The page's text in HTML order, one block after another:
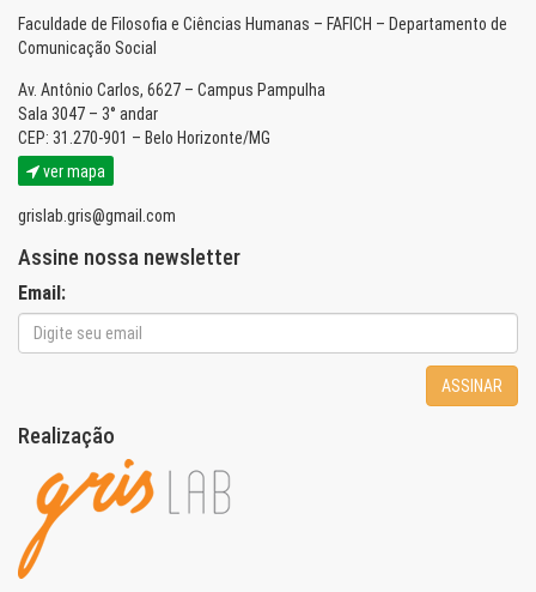
Faculdade de Filosofia e Ciências Humanas – FAFICH – Departamento de
Comunicação Social
Av. Antônio Carlos, 6627 – Campus Pampulha
Sala 3047 – 3° andar
CEP: 31.270-901 – Belo Horizonte/MG
ver mapa
grislab.gris@gmail.com
Assine nossa newsletter
Email:
ASSINAR
Realização